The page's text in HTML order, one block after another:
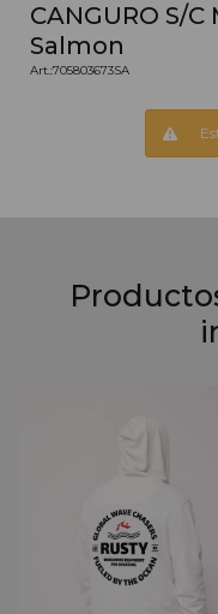
CANGURO S/C
Salmon
705803673SA